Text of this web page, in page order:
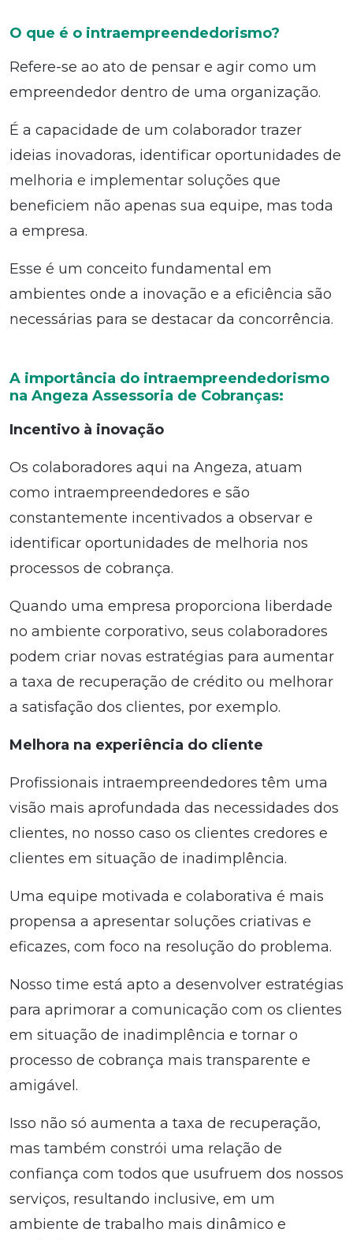
O que é o intraempreendedorismo?
Refere-se ao ato de pensar e agir como um
empreendedor dentro de uma organização.
É a capacidade de um colaborador trazer
ideias inovadoras, identificar oportunidades de
melhoria e implementar soluções que
beneficiem não apenas sua equipe, mas toda
a empresa.
Esse é um conceito fundamental em
ambientes onde a inovação e a eficiência são
necessárias para se destacar da concorrência.
A importância do intraempreendedorismo
na Angeza Assessoria de Cobranças:
Incentivo à inovação
Os colaboradores aqui na Angeza, atuam
como intraempreendedores e são
constantemente incentivados a observar e
identificar oportunidades de melhoria nos
processos de cobrança.
Quando uma empresa proporciona liberdade
no ambiente corporativo, seus colaboradores
podem criar novas estratégias para aumentar
a taxa de recuperação de crédito ou melhorar
a satisfação dos clientes, por exemplo.
Melhora na experiência do cliente
Profissionais intraempreendedores têm uma
visão mais aprofundada das necessidades dos
clientes, no nosso caso os clientes credores e
clientes em situação de inadimplência.
Uma equipe motivada e colaborativa é mais
propensa a apresentar soluções criativas e
eficazes, com foco na resolução do problema.
Nosso time está apto a desenvolver estratégias
para aprimorar a comunicação com os clientes
em situação de inadimplência e tornar o
processo de cobrança mais transparente e
amigável.
Isso não só aumenta a taxa de recuperação,
mas também constrói uma relação de
confiança com todos que usufruem dos nossos
serviços, resultando inclusive, em um
ambiente de trabalho mais dinâmico e